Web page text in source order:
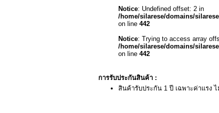
Notice: Undefined offset: 2 in
/home/silarese/domains/
on line 442
Notice: Trying to access array
/home/silarese/domains/
on line 442
การรับประกันสินค้า :
สินค้ารับประกัน 1 ปี เฉพาะค่าแรง